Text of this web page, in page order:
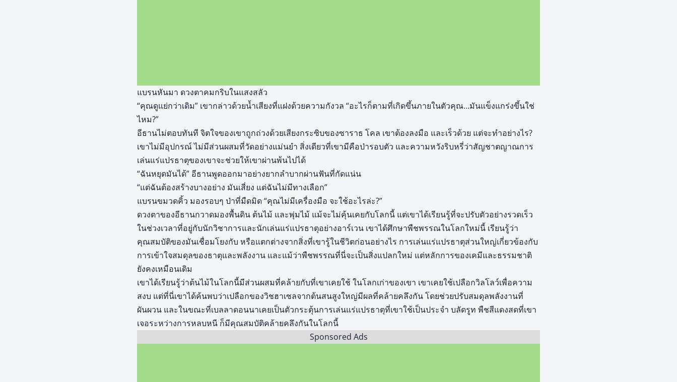
แบรนหันมา ดวงตาคมกริบในแสงสลัว
“คุณดูแย่กว่าเดิม” เขากล่าวด้วยน้ำเสียงที่แฝงด้วยความกังวล “อะไรก็ตามที่เกิดขึ้นภายในตัวคุณ…มันแข็งแกร่งขึ้นใช่
ไหม?”
อีธานไม่ตอบทันที จิตใจของเขาถูกถ่วงด้วยเสียงกระซิบของซาราธ โคล เขาต้องลงมือ และเร็วด้วย แต่จะทำอย่างไร?
เขาไม่มีอุปกรณ์ ไม่มีส่วนผสมที่วัดอย่างแม่นยำ สิ่งเดียวที่เขามีคือป่ารอบตัว และความหวังริบหรี่ว่าสัญชาตญาณการ
เล่นแร่แปรธาตุของเขาจะช่วยให้เขาผ่านพ้นไปได้
“ฉันหยุดมันได้” อีธานพูดออกมาอย่างยากลำบากผ่านฟันที่กัดแน่น
“แต่ฉันต้องสร้างบางอย่าง มันเสี่ยง แต่ฉันไม่มีทางเลือก”
แบรนขมวดคิ้ว มองรอบๆ ป่าที่มืดมิด “คุณไม่มีเครื่องมือ จะใช้อะไรล่ะ?”
ดวงตาของอีธานกวาดมองพื้นดิน ต้นไม้ และพุ่มไม้ แม้จะไม่คุ้นเคยกับโลกนี้ แต่เขาได้เรียนรู้ที่จะปรับตัวอย่างรวดเร็ว
ในช่วงเวลาที่อยู่กับนักวิชาการและนักเล่นแร่แปรธาตุอย่างอาร์เวน เขาได้ศึกษาพืชพรรณในโลกใหม่นี้ เรียนรู้ว่า
คุณสมบัติของมันเชื่อมโยงกับ หรือแตกต่างจากสิ่งที่เขารู้ในชีวิตก่อนอย่างไร การเล่นแร่แปรธาตุส่วนใหญ่เกี่ยวข้องกับ
การเข้าใจสมดุลของธาตุและพลังงาน และแม้ว่าพืชพรรณที่นี่จะเป็นสิ่งแปลกใหม่ แต่หลักการของเคมีและธรรมชาติ
ยังคงเหมือนเดิม
เขาได้เรียนรู้ว่าต้นไม้ในโลกนี้มีส่วนผสมที่คล้ายกับที่เขาเคยใช้ ในโลกเก่าของเขา เขาเคยใช้เปลือกวิลโลว์เพื่อความ
สงบ แต่ที่นี่เขาได้ค้นพบว่าเปลือกของวิชฮาเซลจากต้นสนสูงใหญ่มีผลที่คล้ายคลึงกัน โดยช่วยปรับสมดุลพลังงานที่
ผันผวน และในขณะที่เบลลาดอนนาเคยเป็นตัวกระตุ้นการเล่นแร่แปรธาตุที่เขาใช้เป็นประจำ บลัดรูท พืชสีแดงสดที่เขา
เจอระหว่างการหลบหนี ก็มีคุณสมบัติคล้ายคลึงกันในโลกนี้
Sponsored Ads